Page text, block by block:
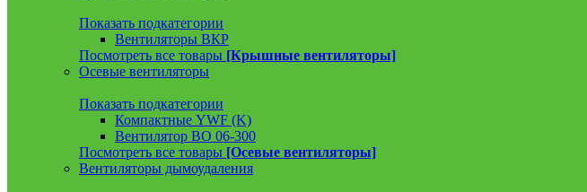
Показать подкатегории
Вентиляторы ВКР
Посмотреть все товары [Крышные вентиляторы]
Осевые вентиляторы
Показать подкатегории
Компактные YWF (K)
Вентилятор ВО 06-300
Посмотреть все товары [Осевые вентиляторы]
Вентиляторы дымоудаления